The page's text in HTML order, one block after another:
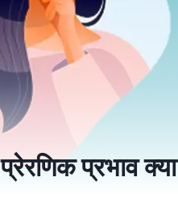
प्रेरणिक प्रभाव